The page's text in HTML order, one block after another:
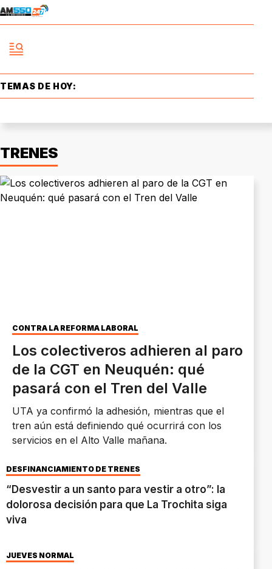
TEMAS DE HOY:
TRENES
CONTRA LA REFORMA LABORAL
Los colectiveros adhieren al paro
de la CGT en Neuquén: qué
pasará con el Tren del Valle
UTA ya confirmó la adhesión, mientras que el
tren aún está definiendo qué ocurrirá con los
servicios en el Alto Valle mañana.
DESFINANCIAMIENTO DE TRENES
“Desvestir a un santo para vestir a otro”: la
dolorosa decisión para que La Trochita siga
viva
JUEVES NORMAL